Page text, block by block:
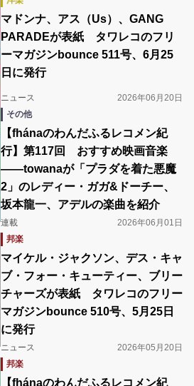
マドンナ、アス（Us）、GANG
PARADEが表紙 タワレコのフリ
ーマガジンbounce 511号、6月25
日に発行
ニュース
2026年06月20日
その他
【fhánaのわんだふるレコメン紀
行】第117回 おすすめ映画音楽
――towanaが「プラダを着た悪魔
2」のレディー・ガガ&ドーチー、
坂本龍一、アデルの楽曲を紹介
連載
2026年06月01日
邦楽
マイケル・ジャクソン、デス・キャ
ブ・フォー・キューティー、ブリー
チャーズが表紙 タワレコのフリー
マガジンbounce 510号、5月25日
に発行
ニュース
2026年05月20日
邦楽
【fhánaのわんだふるレコメン紀